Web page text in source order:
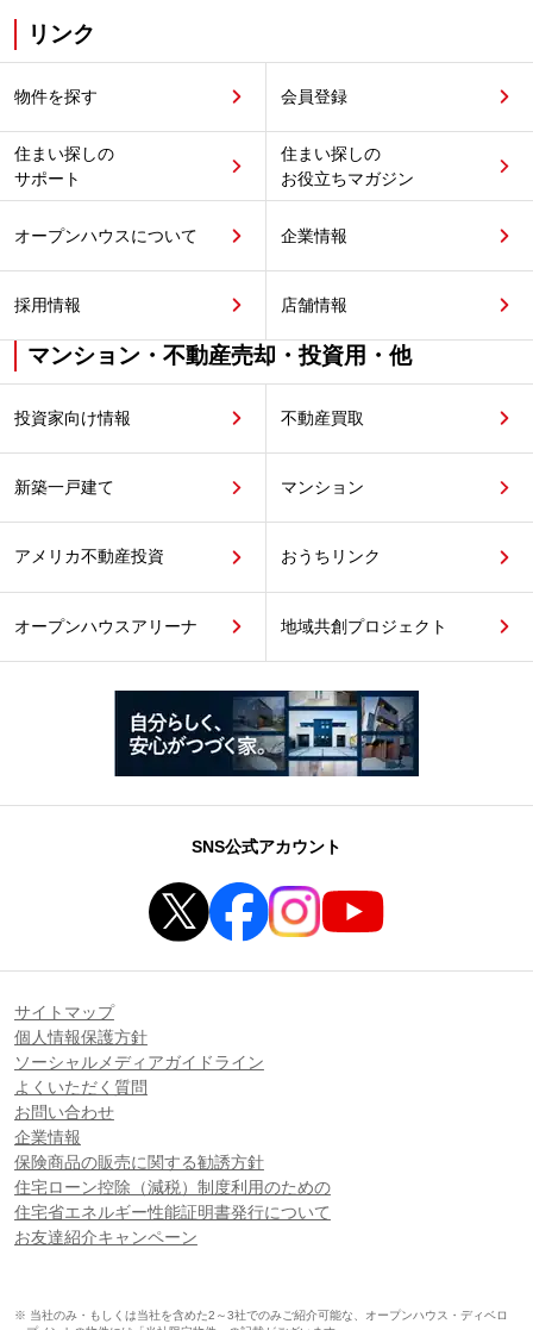
リンク
物件を探す 会員登録
住まい探しの
サポート
住まい探しの
お役立ちマガジン
オープンハウスについて 企業情報
採用情報 店舗情報
マンション・不動産売却・投資用・他
投資家向け情報 不動産買取
新築一戸建て マンション
アメリカ不動産投資 おうちリンク
オープンハウスアリーナ 地域共創プロジェクト
SNS公式アカウント
サイトマップ
個人情報保護方針
ソーシャルメディアガイドライン
よくいただく質問
お問い合わせ
企業情報
保険商品の販売に関する勧誘方針
住宅ローン控除（減税）制度利用のための
住宅省エネルギー性能証明書発行について
お友達紹介キャンペーン
※ 当社のみ・もしくは当社を含めた2～3社でのみご紹介可能な、オープンハウス・ディベロ